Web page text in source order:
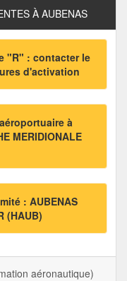
À AUBENAS
"R" : contacter le
d'activation
à
MERIDIONALE
: AUBENAS
(HAUB)
aéronautique)